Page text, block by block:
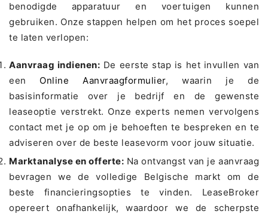
benodigde apparatuur en voertuigen kunnen
gebruiken. Onze stappen helpen om het proces soepel
te laten verlopen:
Aanvraag indienen: De eerste stap is het invullen van
een Online Aanvraagformulier, waarin je de
basisinformatie over je bedrijf en de gewenste
leaseoptie verstrekt. Onze experts nemen vervolgens
contact met je op om je behoeften te bespreken en te
adviseren over de beste leasevorm voor jouw situatie.
Marktanalyse en offerte: Na ontvangst van je aanvraag
bevragen we de volledige Belgische markt om de
beste financieringsopties te vinden. LeaseBroker
opereert onafhankelijk, waardoor we de scherpste